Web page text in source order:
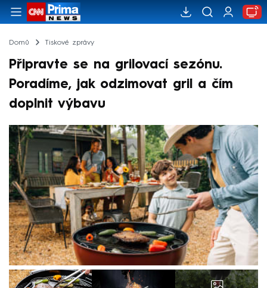
Domů Tiskové zprávy
Připravte se na grilovací sezónu.
Poradíme, jak odzimovat gril a čím
doplnit výbavu